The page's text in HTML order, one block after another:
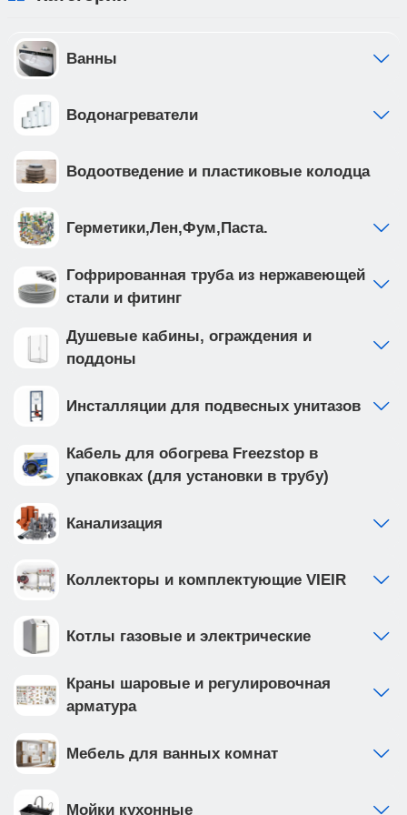
Ванны
Водонагреватели
Водоотведение и пластиковые колодца
Герметики,Лен,Фум,Паста.
Гофрированная труба из нержавеющей
стали и фитинг
Душевые кабины, ограждения и
поддоны
Инсталляции для подвесных унитазов
Кабель для обогрева Freezstop в
упаковках (для установки в трубу)
Канализация
Коллекторы и комплектующие VIEIR
Котлы газовые и электрические
Краны шаровые и регулировочная
арматура
Мебель для ванных комнат
Мойки кухонные